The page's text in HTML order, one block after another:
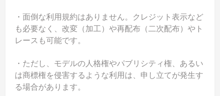
・面倒な利用規約はありません。クレジット表示など
も必要なく、改変（加工）や再配布（二次配布）やト
レースも可能です。
・ただし、モデルの人格権やパブリシティ権、あるい
は商標権を侵害するような利用は、申し立てが発生す
る場合があります。